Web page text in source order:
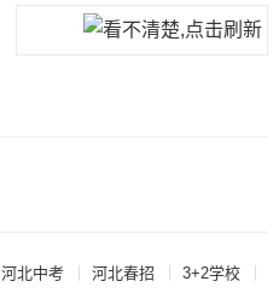
河北中考 河北春招 3+2学校